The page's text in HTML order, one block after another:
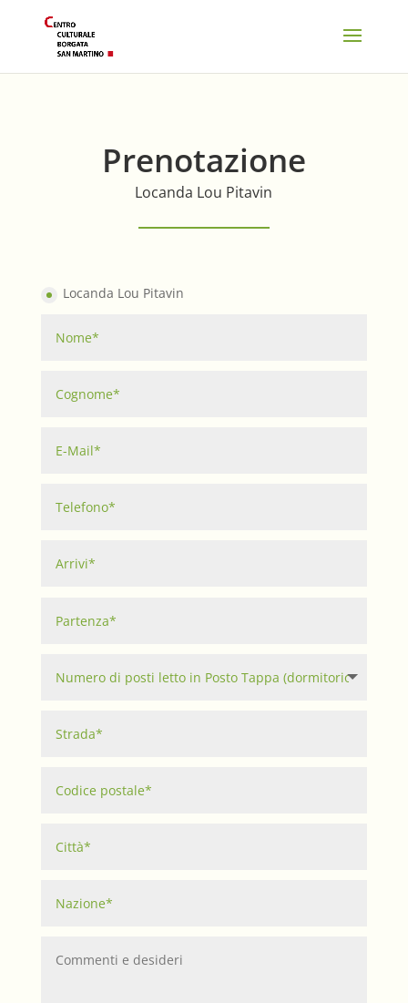
Prenotazione
Locanda Lou Pitavin
Locanda Lou Pitavin